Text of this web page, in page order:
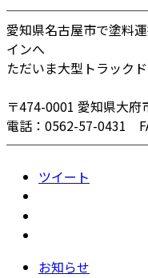
愛知県名古屋市で塗料
インへ
ただいま大型トラック
〒474-0001 愛知県大府
電話：0562-57-0431
ツイート
お知らせ